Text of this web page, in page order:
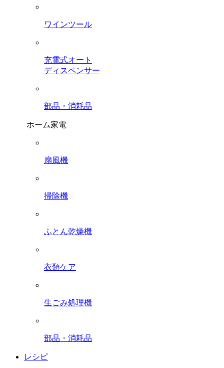
ワインツール
充電式オート
ディスペンサー
部品・消耗品
ホーム家電
扇風機
掃除機
ふとん乾燥機
衣類ケア
生ごみ処理機
部品・消耗品
レシピ